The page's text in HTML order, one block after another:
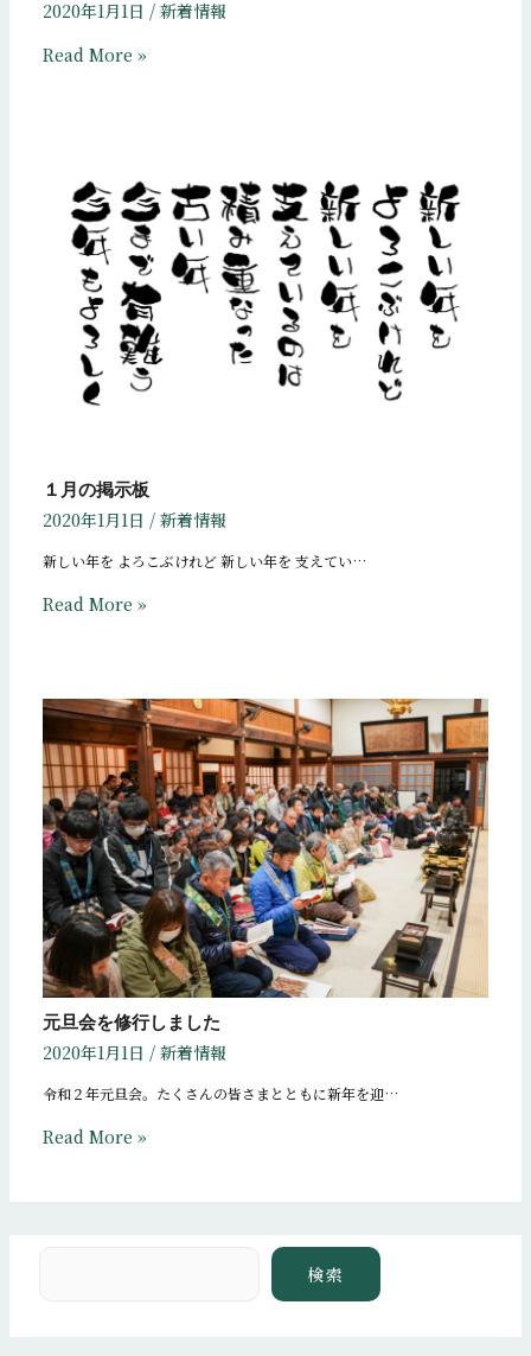
2020年1月1日 / 新着情報
Read More »
１月の掲示板
2020年1月1日 / 新着情報
新しい年を よろこぶけれど 新しい年を 支えてい…
Read More »
元旦会を修行しました
2020年1月1日 / 新着情報
令和２年元旦会。たくさんの皆さまとともに新年を迎…
Read More »
検索